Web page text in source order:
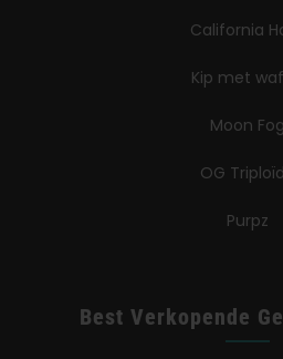
California
Kip met
Moon Fog
OG
Purpz
Best Verkopende